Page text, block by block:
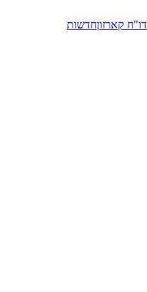
דו"ח קארזוןחדשות